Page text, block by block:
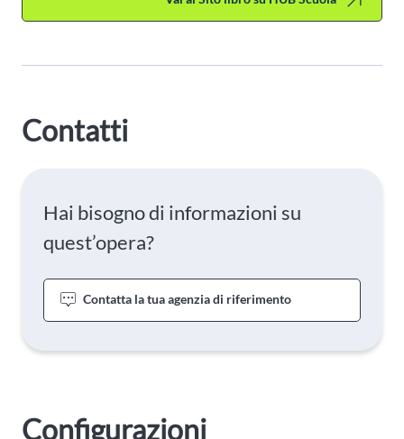
Contatti
Hai bisogno di informazioni su
quest’opera?
Contatta la tua agenzia di riferimento
Configurazioni